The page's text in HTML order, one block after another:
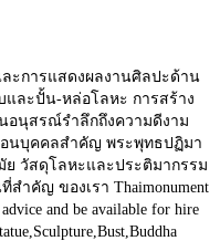
ละการแสดงผลงานศิลปะด้าน
ละปั้น-หล่อโลหะ การสร้าง
อนุสรณ์รำลึกถึงความดีงาม
อนบุคคลสำคัญ พระพุทธปฏิมา
วัสดุโลหะและประติมากรรม
ำคัญ ของเรา Thaimonument
and be available for hire